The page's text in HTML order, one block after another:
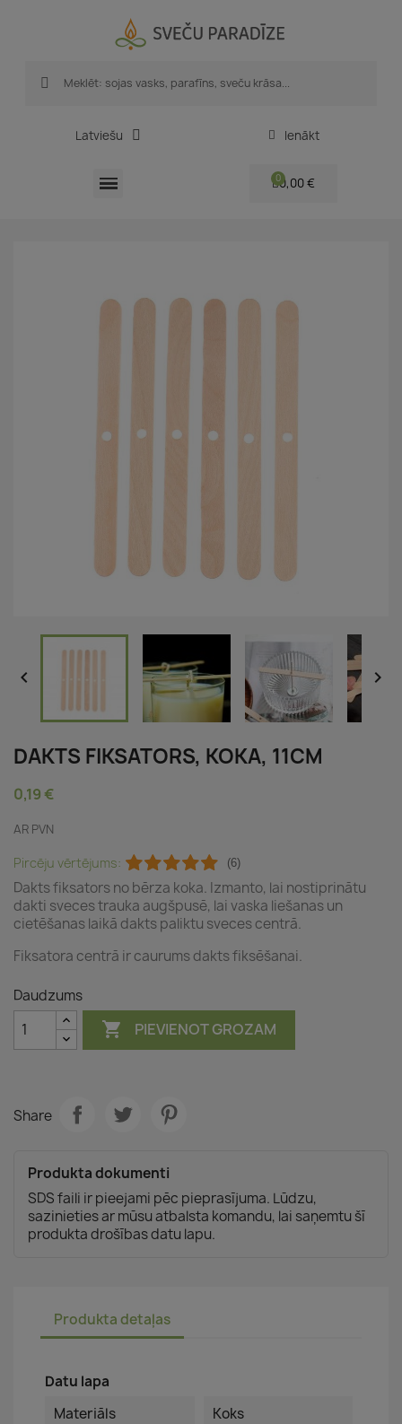
Latviešu Ienākt
0,00 €
 
DAKTS FIKSATORS, KOKA, 11CM
0,19 €
AR PVN
Pircēju vērtējums: (6)
Dakts fiksators no bērza koka. Izmanto, lai nostiprinātu
dakti sveces trauka augšpusē, lai vaska liešanas un
cietēšanas laikā dakts paliktu sveces centrā.
Fiksatora centrā ir caurums dakts fiksēšanai.
Daudzums
 PIEVIENOT GROZAM
Share
Produkta dokumenti
SDS faili ir pieejami pēc pieprasījuma. Lūdzu,
sazinieties ar mūsu atbalsta komandu, lai saņemtu šī
produkta drošības datu lapu.
Produkta detaļas
Datu lapa
Materiāls
Koks